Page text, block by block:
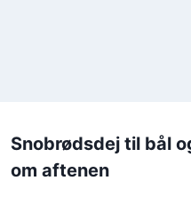
Snobrødsdej til bål
om aftenen